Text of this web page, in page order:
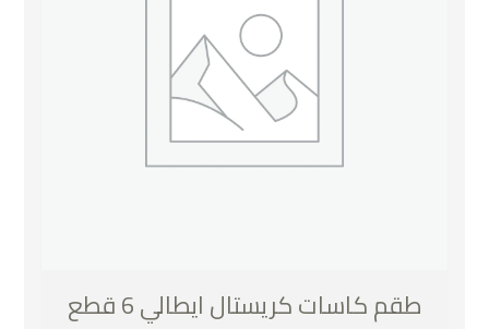
طقم كاسات كريستال ايطالي 6 قطع